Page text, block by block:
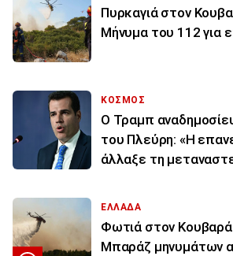
Πυρκαγιά στον
Μήνυμα του 112 για
ΚΟΣΜΟΣ
Ο Τραμπ
του Πλεύρη: «Η
άλλαξε τη
ΕΛΛΑΔΑ
Φωτιά στον Κουβαρά
Μπαράζ μηνυμάτων